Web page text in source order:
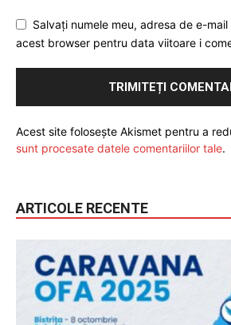
Salvați numele meu, adresa de e-
acest browser pentru data viitoare i
Acest site folosește Akismet pentru a
sunt procesate datele comentariilor tale.
ARTICOLE RECENTE